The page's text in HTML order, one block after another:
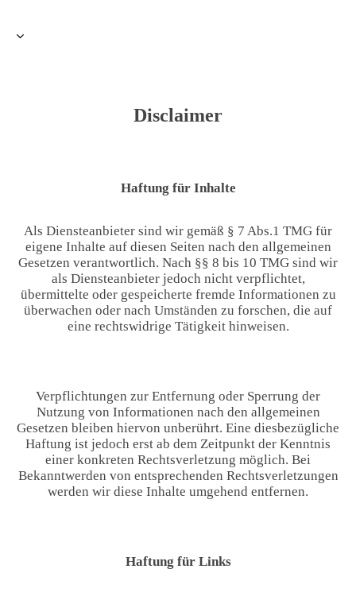
Disclaimer
Haftung für Inhalte
Als Diensteanbieter sind wir gemäß § 7 Abs.1 TMG für
eigene Inhalte auf diesen Seiten nach den allgemeinen
Gesetzen verantwortlich. Nach §§ 8 bis 10 TMG sind wir
als Diensteanbieter jedoch nicht verpflichtet,
übermittelte oder gespeicherte fremde Informationen zu
überwachen oder nach Umständen zu forschen, die auf
eine rechtswidrige Tätigkeit hinweisen.
Verpflichtungen zur Entfernung oder Sperrung der
Nutzung von Informationen nach den allgemeinen
Gesetzen bleiben hiervon unberührt. Eine diesbezügliche
Haftung ist jedoch erst ab dem Zeitpunkt der Kenntnis
einer konkreten Rechtsverletzung möglich. Bei
Bekanntwerden von entsprechenden Rechtsverletzungen
werden wir diese Inhalte umgehend entfernen.
Haftung für Links